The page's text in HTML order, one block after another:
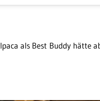
als Best Buddy hätte